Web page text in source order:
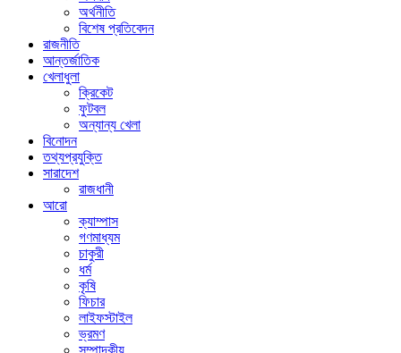
অর্থনীতি
বিশেষ প্রতিবেদন
রাজনীতি
আন্তর্জাতিক
খেলাধুলা
ক্রিকেট
ফুটবল
অন্যান্য খেলা
বিনোদন
তথ্যপ্রযুক্তি
সারাদেশ
রাজধানী
আরো
ক্যাম্পাস
গণমাধ্যম
চাকুরী
ধর্ম
কৃষি
ফিচার
লাইফস্টাইল
ভ্রমণ
সম্পাদকীয়